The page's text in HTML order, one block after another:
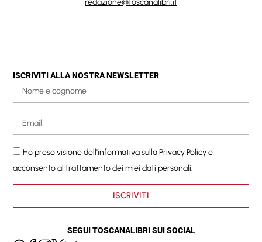
redazione@toscanalibri.it
ISCRIVITI ALLA NOSTRA NEWSLETTER
Ho preso visione dell'informativa sullaPrivacy Policye
acconsento al trattamento dei miei dati personali.
ISCRIVITI
SEGUI TOSCANALIBRI SUI SOCIAL